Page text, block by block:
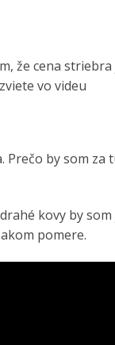
že cena
vo videu
Prečo by som za
kovy by
pomere.